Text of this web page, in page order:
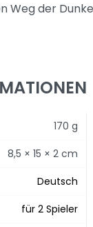
Weg der
170 g
8,5 × 15 × 2 cm
Deutsch
für 2 Spieler